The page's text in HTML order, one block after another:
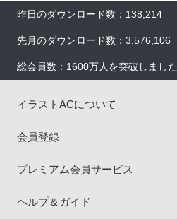
昨日のダウンロード数：138,214
先月のダウンロード数：3,576,106
総会員数：1600万人を突破しました
イラストACについて
会員登録
プレミアム会員サービス
ヘルプ＆ガイド